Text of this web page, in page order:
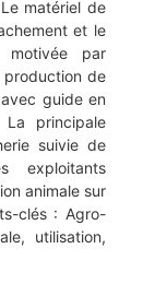
matériel de
et le
motivée par
production de
guide en
principale
suivie de
exploitants
animale sur
clés : Agro-
utilisation,